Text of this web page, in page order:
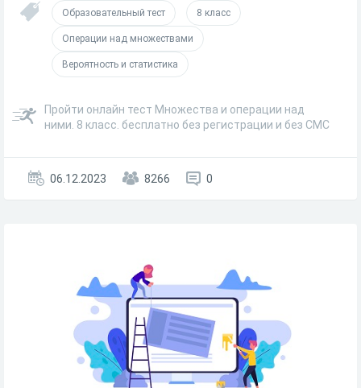
Образовательный тест 8 класс
Операции над множествами
Вероятность и статистика
Пройти онлайн тест Множества и операции над
ними. 8 класс. бесплатно без регистрации и без СМС
06.12.2023 8266 0